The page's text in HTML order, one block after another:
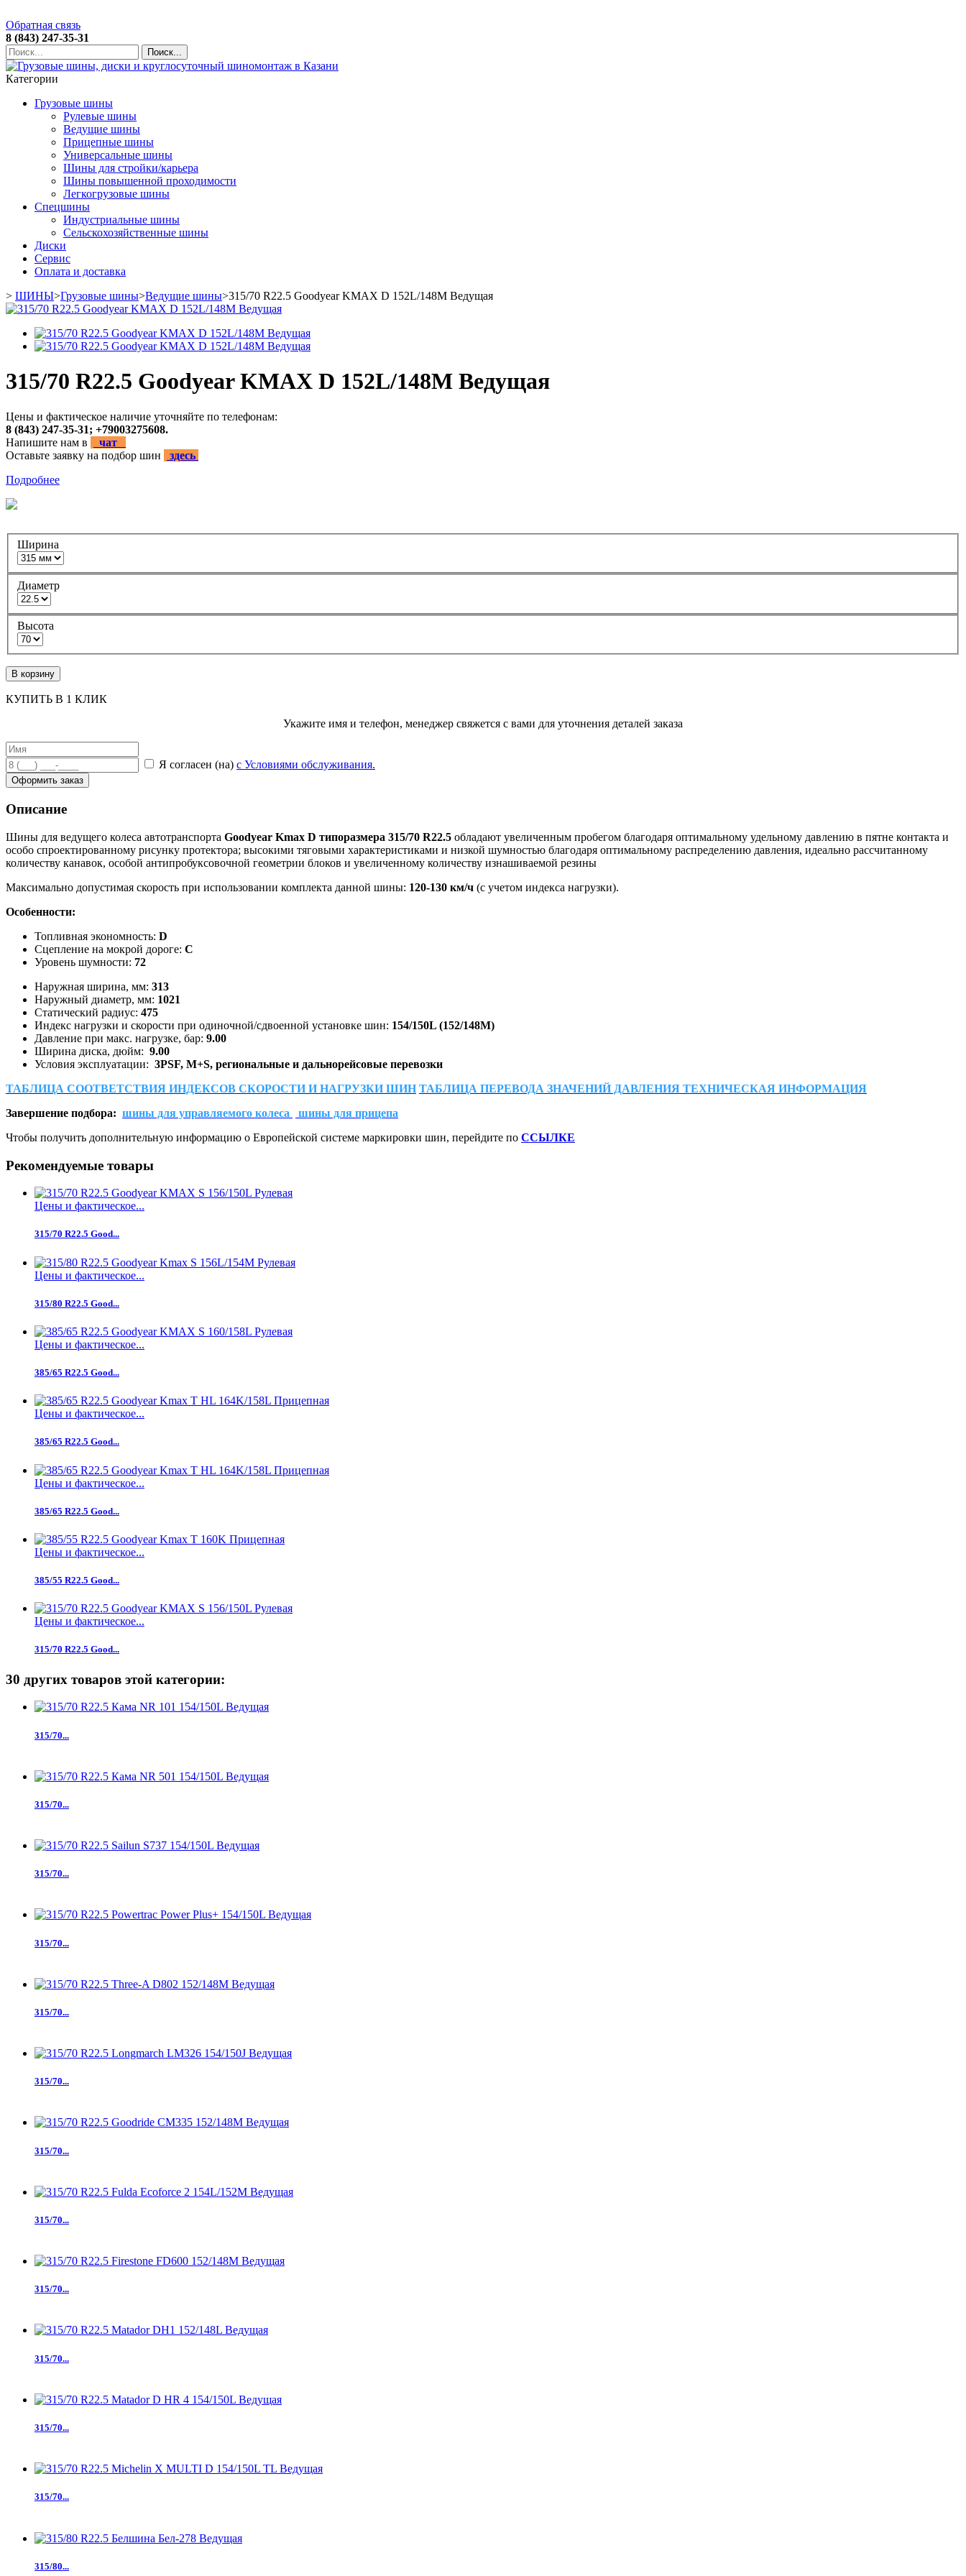
Обратная связь
8 (843) 247-35-31
Поиск...
Категории
Грузовые шины
Рулевые шины
Ведущие шины
Прицепные шины
Универсальные шины
Шины для стройки/карьера
Шины повышенной проходимости
Легкогрузовые шины
Спецшины
Индустриальные шины
Сельскохозяйственные шины
Диски
Сервис
Оплата и доставка
> ШИНЫ>Грузовые шины>Ведущие шины>315/70 R22.5 Goodyear KMAX D 152L/148M Ведущая
315/70 R22.5 Goodyear KMAX D 152L/148M Ведущая
Цены и фактическое наличие уточняйте по телефонам:
8 (843) 247-35-31; +79003275608.
Напишите нам в
чат
Оставьте заявку на подбор шин
здесь
Подробнее
Ширина
Диаметр
Высота
В корзину
КУПИТЬ В 1 КЛИК
Укажите имя и телефон, менеджер свяжется с вами для уточнения деталей заказа
Я согласен (на) с Условиями обслуживания.
Оформить заказ
Описание
Шины для ведущего колеса автотранспорта Goodyear Kmax D типоразмера 315/70 R22.5 обладают увеличенным пробегом благодаря оптимальному удельному давлению в пятне контакта и
особо спроектированному рисунку протектора; высокими тяговыми характеристиками и низкой шумностью благодаря оптимальному распределению давления, идеально рассчитанному
количеству канавок, особой антипробуксовочной геометрии блоков и увеличенному количеству изнашиваемой резины
Максимально допустимая скорость при использовании комплекта данной шины: 120-130 км/ч (с учетом индекса нагрузки).
Особенности:
Топливная экономность: D
Сцепление на мокрой дороге: C
Уровень шумности: 72
Наружная ширина, мм: 313
Наружный диаметр, мм: 1021
Статический радиус: 475
Индекс нагрузки и скорости при одиночной/сдвоенной установке шин: 154/150L (152/148M)
Давление при макс. нагрузке, бар: 9.00
Ширина диска, дюйм: 9.00
Условия эксплуатации: 3PSF, M+S, региональные и дальнорейсовые перевозки
ТАБЛИЦА СООТВЕТСТВИЯ ИНДЕКСОВ СКОРОСТИ И НАГРУЗКИ ШИН ТАБЛИЦА ПЕРЕВОДА ЗНАЧЕНИЙ ДАВЛЕНИЯ ТЕХНИЧЕСКАЯ ИНФОРМАЦИЯ
Завершение подбора: шины для управляемого колеса
шины для прицепа
Чтобы получить дополнительную информацию о Европейской системе маркировки шин, перейдите по ССЫЛКЕ
Рекомендуемые товары
Цены и фактическое...
315/70 R22.5 Good...
Цены и фактическое...
315/80 R22.5 Good...
Цены и фактическое...
385/65 R22.5 Good...
Цены и фактическое...
385/65 R22.5 Good...
Цены и фактическое...
385/65 R22.5 Good...
Цены и фактическое...
385/55 R22.5 Good...
Цены и фактическое...
315/70 R22.5 Good...
30 других товаров этой категории:
315/70...
315/70...
315/70...
315/70...
315/70...
315/70...
315/70...
315/70...
315/70...
315/70...
315/70...
315/70...
315/80...